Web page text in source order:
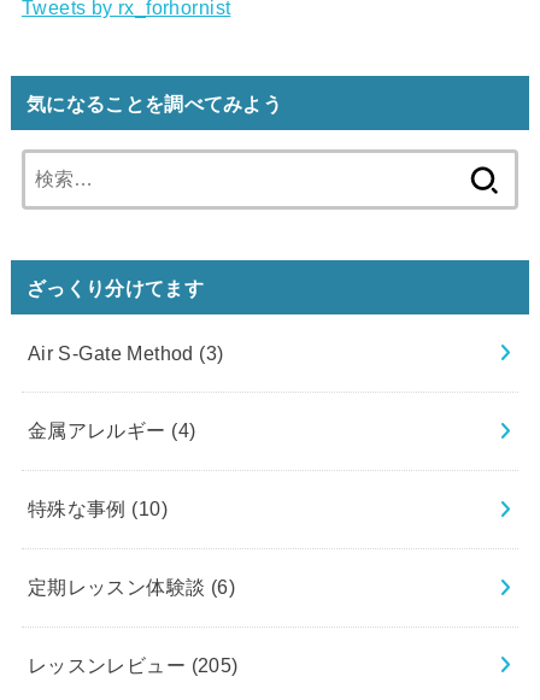
Tweets by rx_forhornist
気になることを調べてみよう
索:
ざっくり分けてます
Air S-Gate Method (3)
金属アレルギー (4)
特殊な事例 (10)
定期レッスン体験談 (6)
レッスンレビュー (205)